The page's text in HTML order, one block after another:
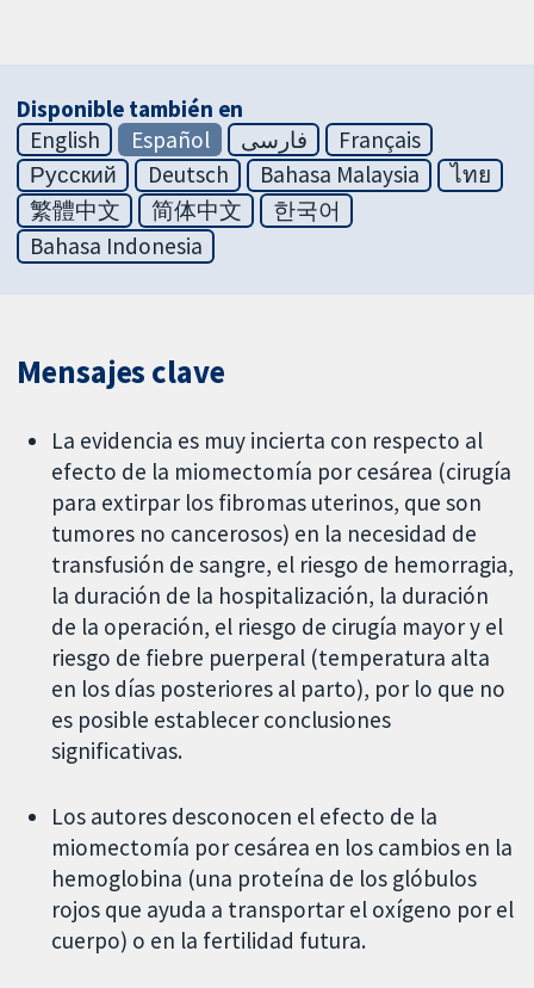
Disponible también en
English
Español فارسی
Français
Русский
Deutsch Bahasa Malaysia
ไทย
繁體中文
简体中文
한국어
Bahasa Indonesia
Mensajes clave
La evidencia es muy incierta con respecto al
efecto de la miomectomía por cesárea (cirugía
para extirpar los fibromas uterinos, que son
tumores no cancerosos) en la necesidad de
transfusión de sangre, el riesgo de hemorragia,
la duración de la hospitalización, la duración
de la operación, el riesgo de cirugía mayor y el
riesgo de fiebre puerperal (temperatura alta
en los días posteriores al parto), por lo que no
es posible establecer conclusiones
significativas.
Los autores desconocen el efecto de la
miomectomía por cesárea en los cambios en la
hemoglobina (una proteína de los glóbulos
rojos que ayuda a transportar el oxígeno por el
cuerpo) o en la fertilidad futura.